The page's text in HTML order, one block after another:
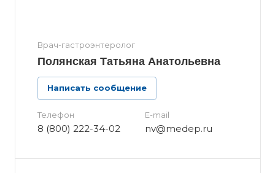
Врач-гастроэнтеролог
Полянская Татьяна Анатольевна
Написать сообщение
Телефон
8 (800) 222-34-02
E-mail
nv@medep.ru